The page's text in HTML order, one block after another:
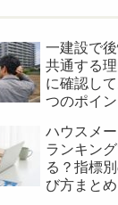
一建設で
共通する
に確認し
つのポイン
ハウスメ
ランキン
る？指標
び方まとめ